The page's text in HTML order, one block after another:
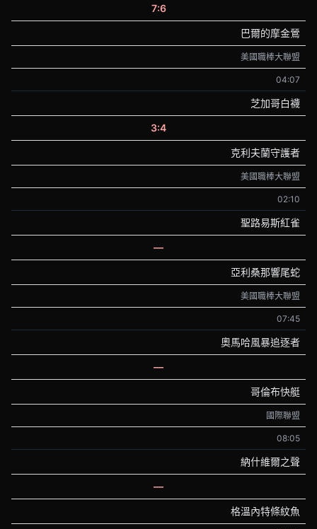
7:6
巴爾的摩金鶯
美國職棒大聯盟
04:07
芝加哥白襪
3:4
克利夫蘭守護者
美國職棒大聯盟
02:10
聖路易斯紅雀
—
亞利桑那響尾蛇
美國職棒大聯盟
07:45
奧馬哈風暴追逐者
—
哥倫布快艇
國際聯盟
08:05
納什維爾之聲
—
格溫內特條紋魚